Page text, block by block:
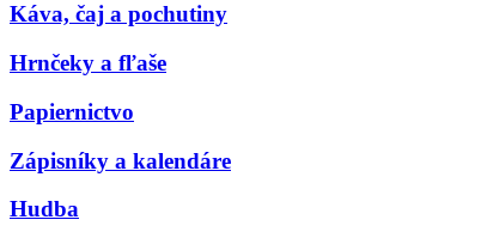
Káva, čaj a pochutiny
Hrnčeky a fľaše
Papiernictvo
Zápisníky a kalendáre
Hudba